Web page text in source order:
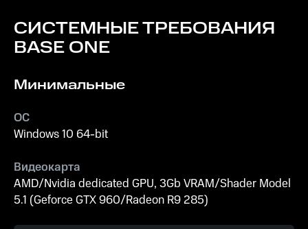
СИСТЕМНЫЕ ТРЕБОВАНИЯ
BASE ONE
Минимальные
ОС
Windows 10 64-bit
Видеокарта
AMD/Nvidia dedicated GPU, 3Gb VRAM/Shader Model
5.1 (Geforce GTX 960/Radeon R9 285)